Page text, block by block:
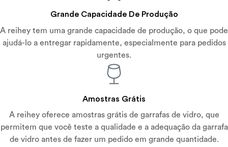
Grande Capacidade De Produção
A reihey tem uma grande capacidade de produção, o que pode
ajudá-lo a entregar rapidamente, especialmente para pedidos
urgentes.
Amostras Grátis
A reihey oferece amostras grátis de garrafas de vidro, que
permitem que você teste a qualidade e a adequação da garrafa
de vidro antes de fazer um pedido em grande quantidade.